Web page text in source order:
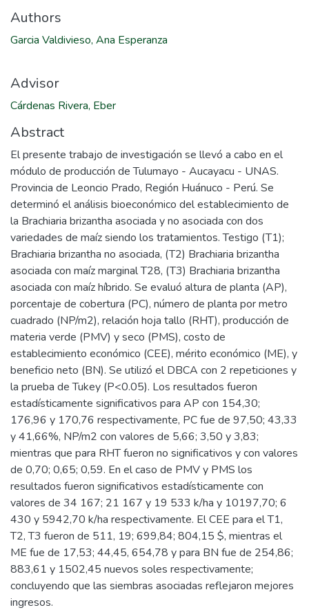
Authors
Garcia Valdivieso, Ana Esperanza
Advisor
Cárdenas Rivera, Eber
Abstract
El presente trabajo de investigación se llevó a cabo en el
módulo de producción de Tulumayo - Aucayacu - UNAS.
Provincia de Leoncio Prado, Región Huánuco - Perú. Se
determinó el análisis bioeconómico del establecimiento de
la Brachiaria brizantha asociada y no asociada con dos
variedades de maíz siendo los tratamientos. Testigo (T1);
Brachiaria brizantha no asociada, (T2) Brachiaria brizantha
asociada con maíz marginal T28, (T3) Brachiaria brizantha
asociada con maíz híbrido. Se evaluó altura de planta (AP),
porcentaje de cobertura (PC), número de planta por metro
cuadrado (NP/m2), relación hoja tallo (RHT), producción de
materia verde (PMV) y seco (PMS), costo de
establecimiento económico (CEE), mérito económico (ME), y
beneficio neto (BN). Se utilizó el DBCA con 2 repeticiones y
la prueba de Tukey (P<0.05). Los resultados fueron
estadísticamente significativos para AP con 154,30;
176,96 y 170,76 respectivamente, PC fue de 97,50; 43,33
y 41,66%, NP/m2 con valores de 5,66; 3,50 y 3,83;
mientras que para RHT fueron no significativos y con valores
de 0,70; 0,65; 0,59. En el caso de PMV y PMS los
resultados fueron significativos estadísticamente con
valores de 34 167; 21 167 y 19 533 k/ha y 10197,70; 6
430 y 5942,70 k/ha respectivamente. El CEE para el T1,
T2, T3 fueron de 511, 19; 699,84; 804,15 $, mientras el
ME fue de 17,53; 44,45, 654,78 y para BN fue de 254,86;
883,61 y 1502,45 nuevos soles respectivamente;
concluyendo que las siembras asociadas reflejaron mejores
ingresos.